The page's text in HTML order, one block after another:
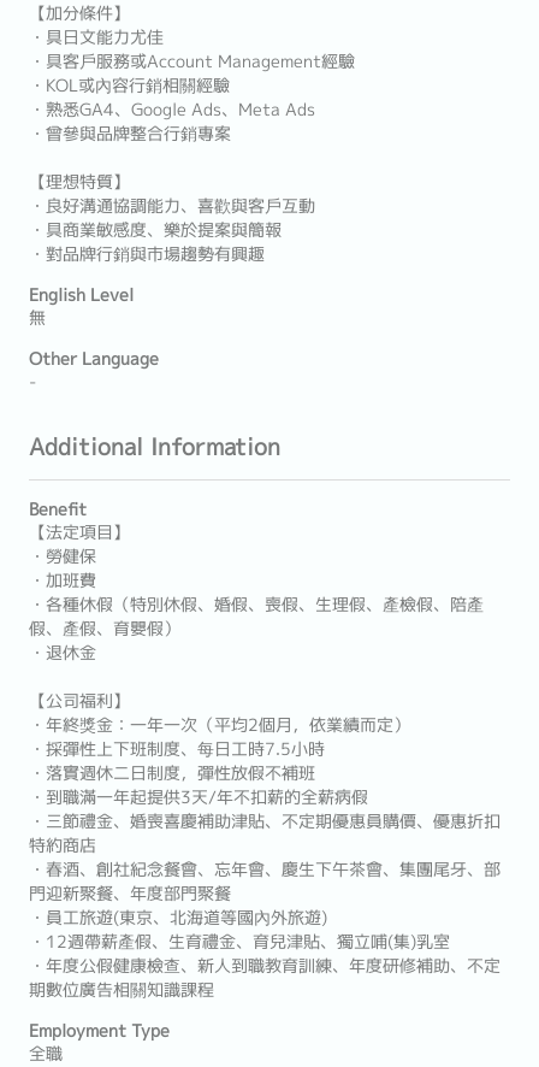
【加分條件】
・具日文能力尤佳
・具客戶服務或Account Management經驗
・KOL或內容行銷相關經驗
・熟悉GA4、Google Ads、Meta Ads
・曾參與品牌整合行銷專案
【理想特質】
・良好溝通協調能力、喜歡與客戶互動
・具商業敏感度、樂於提案與簡報
・對品牌行銷與市場趨勢有興趣
English Level
無
Other Language
-
Additional Information
Benefit
【法定項目】
・勞健保
・加班費
・各種休假（特別休假、婚假、喪假、生理假、產檢假、陪產
假、產假、育嬰假）
・退休金
【公司福利】
・年終獎金：一年一次（平均2個月，依業績而定）
・採彈性上下班制度、每日工時7.5小時
・落實週休二日制度，彈性放假不補班
・到職滿一年起提供3天/年不扣薪的全薪病假
・三節禮金、婚喪喜慶補助津貼、不定期優惠員購價、優惠折扣
特約商店
・春酒、創社紀念餐會、忘年會、慶生下午茶會、集團尾牙、部
門迎新聚餐、年度部門聚餐
・員工旅遊(東京、北海道等國內外旅遊)
・12週帶薪產假、生育禮金、育兒津貼、獨立哺(集)乳室
・年度公假健康檢查、新人到職教育訓練、年度研修補助、不定
期數位廣告相關知識課程
Employment Type
全職